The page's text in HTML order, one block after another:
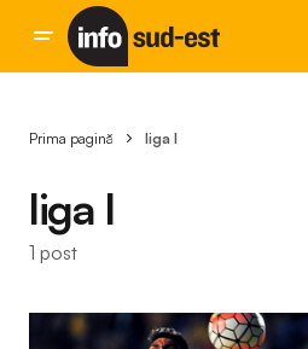
Prima pagină liga I
liga I
1 post